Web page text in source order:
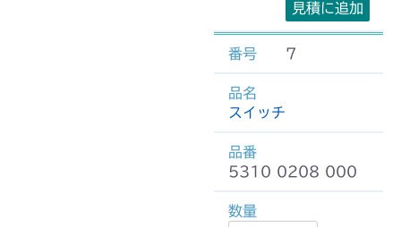
見積に追加
7
スイッチ
5310 0208 000